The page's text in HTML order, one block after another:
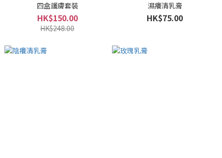
四盒護膚套裝
HK$150.00
HK$248.00
濕癢清乳膏
HK$75.00